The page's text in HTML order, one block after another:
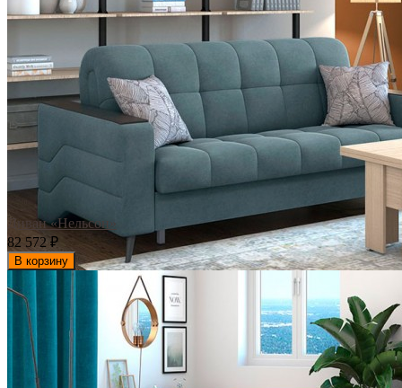
Диван «Нельсон»
82 572₽
В корзину